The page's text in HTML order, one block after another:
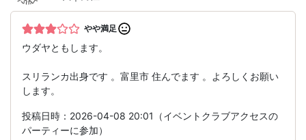
やや満足
ウダヤともします。
スリランカ出身です 。富里市 住んでます 。よろしくお願い
します。
投稿日時：2026-04-08 20:01（イベントクラブアクセスの
パーティーに参加）